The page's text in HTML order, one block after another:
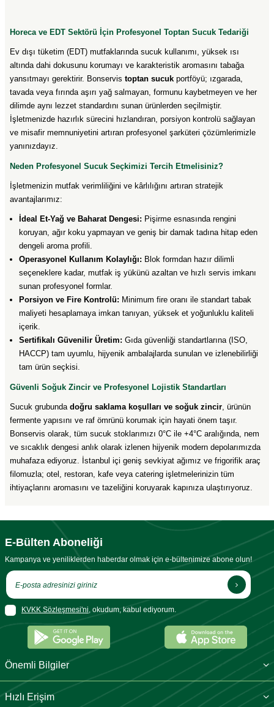
Horeca ve EDT Sektörü İçin Profesyonel Toptan Sucuk Tedariği
Ev dışı tüketim (EDT) mutfaklarında sucuk kullanımı, yüksek ısı
altında dahi dokusunu korumayı ve karakteristik aromasını tabağa
yansıtmayı gerektirir. Bonservis toptan sucuk portföyü; ızgarada,
tavada veya fırında aşırı yağ salmayan, formunu kaybetmeyen ve her
dilimde aynı lezzet standardını sunan ürünlerden seçilmiştir.
İşletmenizde hazırlık sürecini hızlandıran, porsiyon kontrolü sağlayan
ve misafir memnuniyetini artıran profesyonel şarküteri çözümlerimizle
yanınızdayız.
Neden Profesyonel Sucuk Seçkimizi Tercih Etmelisiniz?
İşletmenizin mutfak verimliliğini ve kârlılığını artıran stratejik
avantajlarımız:
İdeal Et-Yağ ve Baharat Dengesi: Pişirme esnasında rengini
koruyan, ağır koku yapmayan ve geniş bir damak tadına hitap eden
dengeli aroma profili.
Operasyonel Kullanım Kolaylığı: Blok formdan hazır dilimli
seçeneklere kadar, mutfak iş yükünü azaltan ve hızlı servis imkanı
sunan profesyonel formlar.
Porsiyon ve Fire Kontrolü: Minimum fire oranı ile standart tabak
maliyeti hesaplamaya imkan tanıyan, yüksek et yoğunluklu kaliteli
içerik.
Sertifikalı Güvenilir Üretim: Gıda güvenliği standartlarına (ISO,
HACCP) tam uyumlu, hijyenik ambalajlarda sunulan ve izlenebilirliği
tam ürün seçkisi.
Güvenli Soğuk Zincir ve Profesyonel Lojistik Standartları
Sucuk grubunda doğru saklama koşulları ve soğuk zincir, ürünün
fermente yapısını ve raf ömrünü korumak için hayati önem taşır.
Bonservis olarak, tüm sucuk stoklarımızı 0°C ile +4°C aralığında, nem
ve sıcaklık dengesi anlık olarak izlenen hijyenik modern depolarımızda
muhafaza ediyoruz. İstanbul içi geniş sevkiyat ağımız ve frigorifik araç
filomuzla; otel, restoran, kafe veya catering işletmelerinizin tüm
ihtiyaçlarını aromasını ve tazeliğini koruyarak kapınıza ulaştırıyoruz.
E-Bülten Aboneliği
Kampanya ve yeniliklerden haberdar olmak için e-bültenimize abone olun!
KVKK Sözleşmesi'ni, okudum, kabul ediyorum.
Önemli Bilgiler
Hızlı Erişim